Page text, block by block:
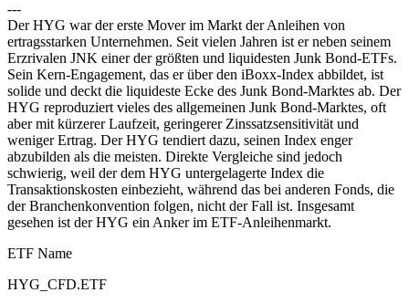
---
Der HYG war der erste Mover im Markt der Anleihen von
ertragsstarken Unternehmen. Seit vielen Jahren ist er neben seinem
Erzrivalen JNK einer der größten und liquidesten Junk Bond-ETFs.
Sein Kern-Engagement, das er über den iBoxx-Index abbildet, ist
solide und deckt die liquideste Ecke des Junk Bond-Marktes ab. Der
HYG reproduziert vieles des allgemeinen Junk Bond-Marktes, oft
aber mit kürzerer Laufzeit, geringerer Zinssatzsensitivität und
weniger Ertrag. Der HYG tendiert dazu, seinen Index enger
abzubilden als die meisten. Direkte Vergleiche sind jedoch
schwierig, weil der dem HYG untergelagerte Index die
Transaktionskosten einbezieht, während das bei anderen Fonds, die
der Branchenkonvention folgen, nicht der Fall ist. Insgesamt
gesehen ist der HYG ein Anker im ETF-Anleihenmarkt.
ETF Name
HYG_CFD.ETF